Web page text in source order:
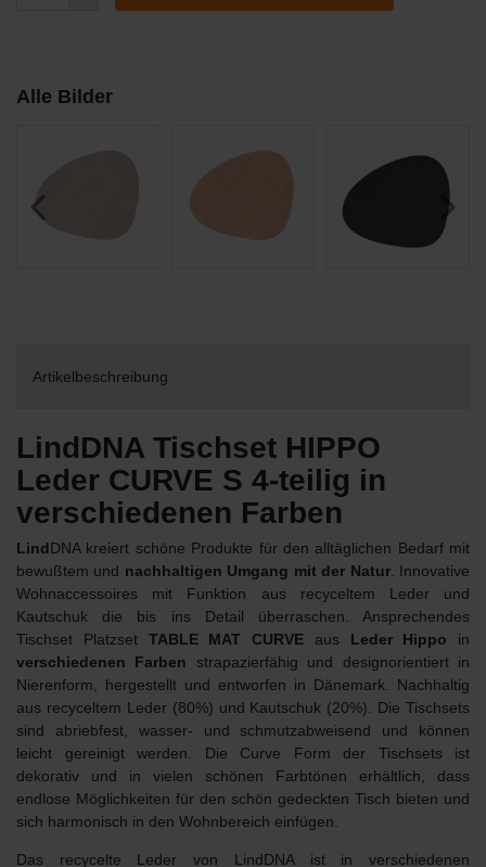
Alle Bilder
Artikelbeschreibung
LindDNA Tischset HIPPO
Leder CURVE S 4-teilig in
verschiedenen Farben
LindDNA kreiert schöne Produkte für den alltäglichen Bedarf mit
bewußtem und nachhaltigen Umgang mit der Natur. Innovative
Wohnaccessoires mit Funktion aus recyceltem Leder und
Kautschuk die bis ins Detail überraschen. Ansprechendes
Tischset Platzset TABLE MAT CURVE aus Leder Hippo in
verschiedenen Farben strapazierfähig und designorientiert in
Nierenform, hergestellt und entworfen in Dänemark. Nachhaltig
aus recyceltem Leder (80%) und Kautschuk (20%). Die Tischsets
sind abriebfest, wasser- und schmutzabweisend und können
leicht gereinigt werden. Die Curve Form der Tischsets ist
dekorativ und in vielen schönen Farbtönen erhältlich, dass
endlose Möglichkeiten für den schön gedeckten Tisch bieten und
sich harmonisch in den Wohnbereich einfügen.
Das recycelte Leder von LindDNA ist in verschiedenen